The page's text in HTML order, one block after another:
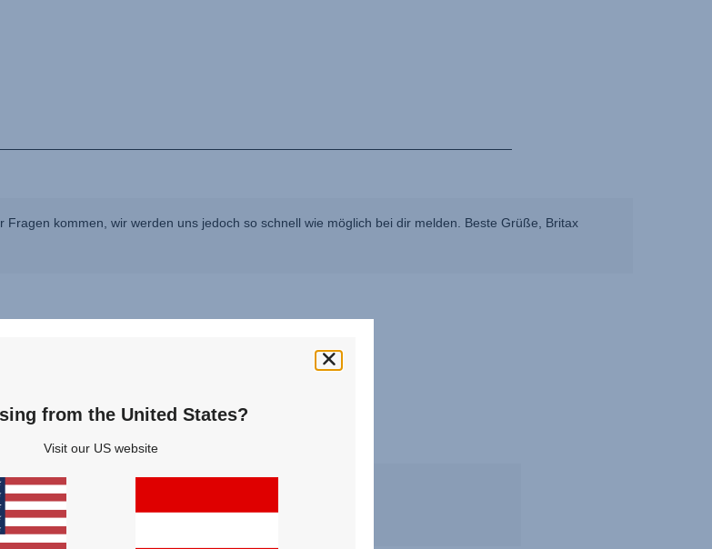
kommen, wir werden uns jedoch so schnell wie möglich bei dir melden. Beste Grüße, Britax
from the United States?
Visit our US website